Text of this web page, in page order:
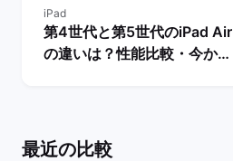
iPad
第4世代と第5世代のiPad Air
の違いは？性能比較・今から
最近の比較